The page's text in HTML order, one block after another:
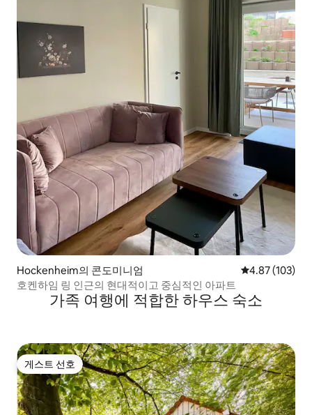
Hockenheim의 콘도미니엄 평점 4.87점(5
4.87 (103)
호켄하임 링 인근의 현대적이고 중심적인 아파트
가족 여행에 적합한 하우스 숙소
게스트 선호
게스트 선호